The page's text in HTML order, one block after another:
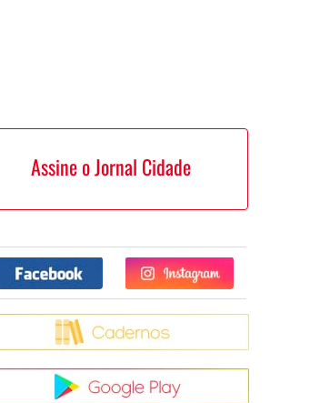
Assine o Jornal Cidade
Facebook Twitter